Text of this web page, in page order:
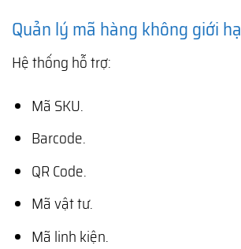
Quản lý mã hàng không giới
Hệ thống hỗ trợ:
Mã SKU.
Barcode.
QR Code.
Mã vật tư.
Mã linh kiện.